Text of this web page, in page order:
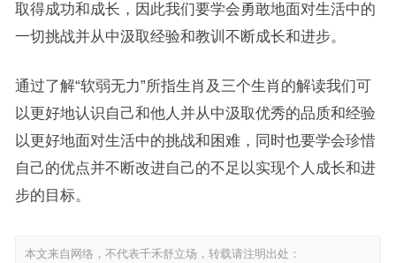
取得成功和成长，因此我们要学会勇敢地面对生活中的
一切挑战并从中汲取经验和教训不断成长和进步。
通过了解“软弱无力”所指生肖及三个生肖的解读我们可
以更好地认识自己和他人并从中汲取优秀的品质和经验
以更好地面对生活中的挑战和困难，同时也要学会珍惜
自己的优点并不断改进自己的不足以实现个人成长和进
步的目标。
本文来自网络，不代表千禾舒立场，转载请注明出处：